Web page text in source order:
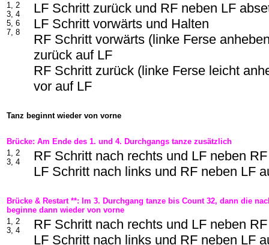
1, 2
3, 4
5, 6
7, 8
LF Schritt zurück und RF neben LF
LF Schritt vorwärts und Halten
RF Schritt vorwärts (linke Ferse
zurück auf LF
RF Schritt zurück (linke Ferse leicht
vor auf LF
Tanz beginnt wieder von vorne
Brücke: Am Ende des 1. und 4. Durchgangs tanze zusätzlich
1, 2
3, 4
RF Schritt nach rechts und LF neben
LF Schritt nach links und RF neben LF
Brücke & Restart **: Im 3. Durchgang tanze bis Count 32, dann die
beginne dann wieder von vorne
1, 2
3, 4
RF Schritt nach rechts und LF neben
LF Schritt nach links und RF neben LF